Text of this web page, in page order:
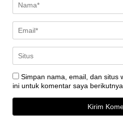
Simpan nama, email, dan situs
ini untuk komentar saya berikutnya.